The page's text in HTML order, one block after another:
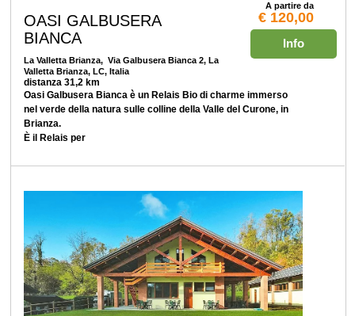
A partire da
€ 120,00
Info
OASI GALBUSERA
BIANCA
La Valletta Brianza, Via Galbusera Bianca 2, La
Valletta Brianza, LC, Italia
distanza 31,2 km
Oasi Galbusera Bianca è un Relais Bio di charme immerso
nel verde della natura sulle colline della Valle del Curone, in
Brianza.
È il Relais per